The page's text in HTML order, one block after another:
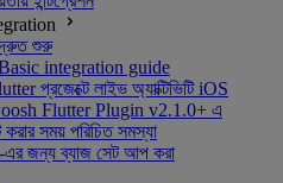
শুরু
integration guide
প্রজেক্টে লাইভ অ্যাক্টিভিটি iOS
Flutter Plugin v2.1.0+ এ
করার সময় পরিচিত সমস্যা
জন্য ব্যাজ সেট আপ করা